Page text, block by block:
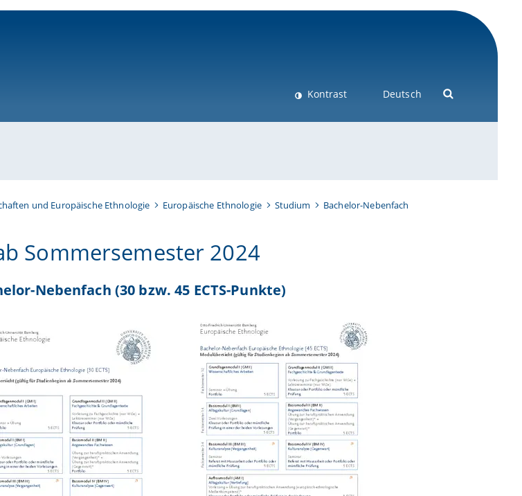
Kontrast Deutsch
und Europäische Ethnologie Europäische Ethnologie Studium
Bachelor-Nebenfach
Sommersemester 2024
Nebenfach (30 bzw. 45 ECTS-Punkte)